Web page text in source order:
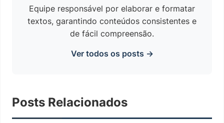
Equipe responsável por elaborar e formatar
textos, garantindo conteúdos consistentes e
de fácil compreensão.
Ver todos os posts →
Posts Relacionados